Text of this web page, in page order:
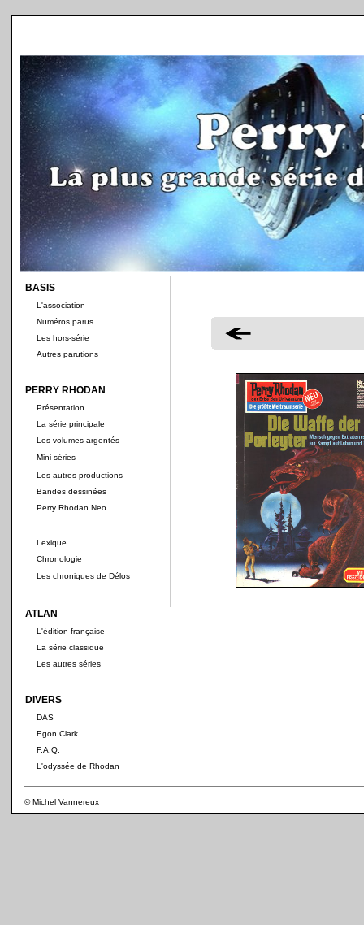
BASIS
L'association
Numéros parus
Les hors-série
Autres parutions
PERRY RHODAN
Présentation
La série principale
Les volumes argentés
Mini-séries
Les autres productions
Bandes dessinées
Perry Rhodan Neo
Lexique
Chronologie
Les chroniques de Délos
ATLAN
L'édition française
La série classique
Les autres séries
DIVERS
DAS
Egon Clark
F.A.Q.
L'odyssée de Rhodan
© Michel Vannereux